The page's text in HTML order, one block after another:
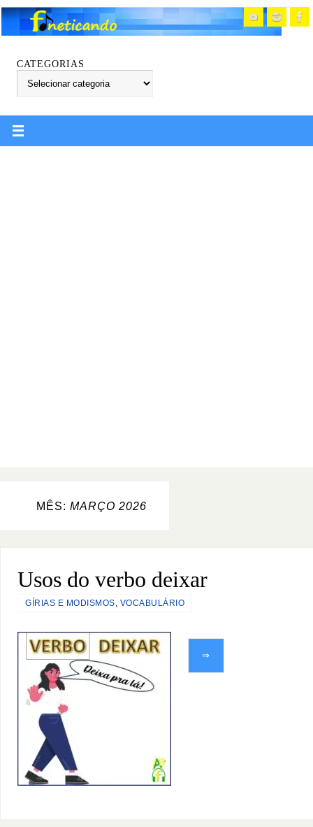
CATEGORIAS
MÊS: MARÇO 2026
Usos do verbo deixar
GÍRIAS E MODISMOS, VOCABULÁRIO
⇒